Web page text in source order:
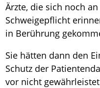
Ärzte, die sich noch
Schweigepflicht
in Berührung
Sie hätten dann den
Schutz der
vor nicht